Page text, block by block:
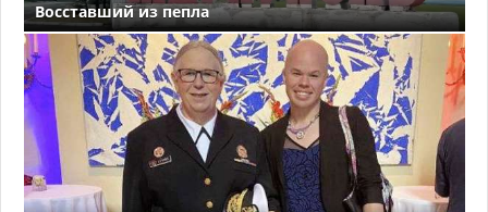
Восставший из пепла